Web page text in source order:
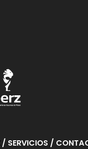
/ SERVICIOS /